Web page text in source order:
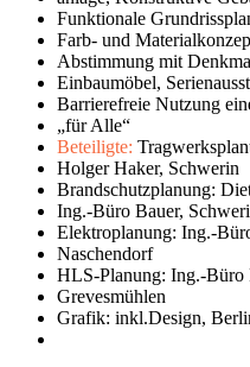
Funktionale
Farb- und
Abstimmung mit
Einbaumöbel,
Barrierefreie Nutzung
„für Alle“
Beteiligte:
Holger Haker, Schwerin
Brandschutzplanung:
Ing.-Büro Bauer,
Elektroplanung: Ing.-
Naschendorf
HLS-Planung: Ing.-Büro
Grevesmühlen
Grafik: inkl.Design,